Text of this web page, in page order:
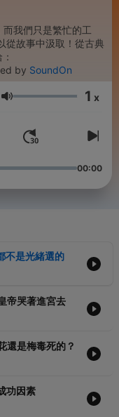
我們只是繁忙的工
從故事中汲取！從古典
by SoundOn
Volume 1 x
00:00
不是光緒選的
帝哭著進宮去
還是梅毒死的？
功因素